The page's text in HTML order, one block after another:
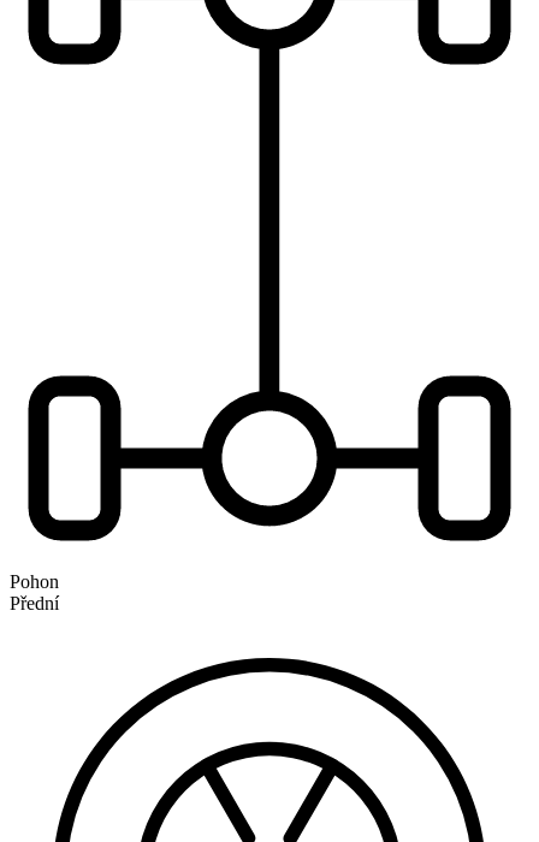
Pohon
Přední